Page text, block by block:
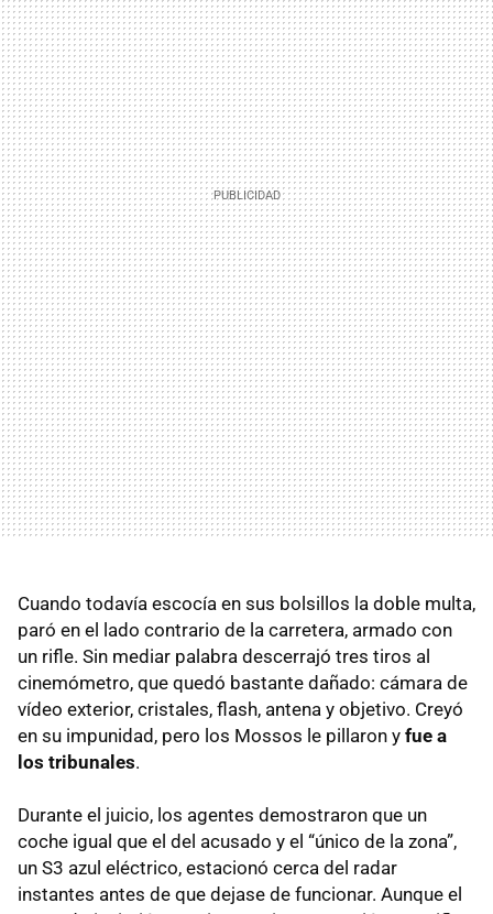
Cuando todavía escocía en sus bolsillos la doble multa,
paró en el lado contrario de la carretera, armado con
un rifle. Sin mediar palabra descerrajó tres tiros al
cinemómetro, que quedó bastante dañado: cámara de
vídeo exterior, cristales, flash, antena y objetivo. Creyó
en su impunidad, pero los Mossos le pillaron y fue a
los tribunales.
Durante el juicio, los agentes demostraron que un
coche igual que el del acusado y el “único de la zona”,
un S3 azul eléctrico, estacionó cerca del radar
instantes antes de que dejase de funcionar. Aunque el